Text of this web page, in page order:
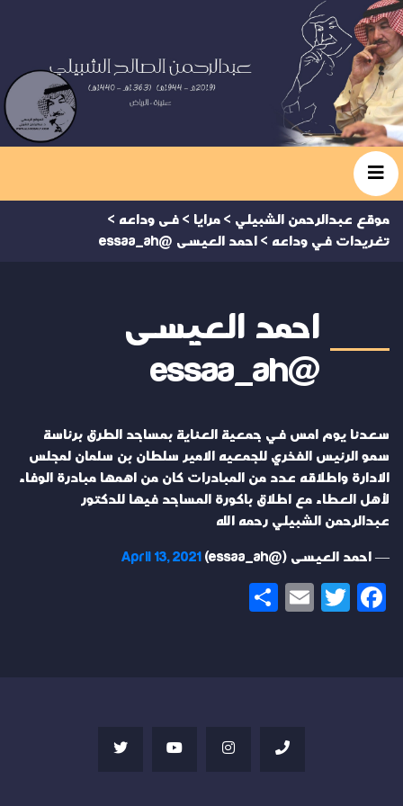
موقع عبدالرحمن الشبيلي > مرايا > فى وداعه >
تغريدات في وداعه > احمد العيسى @essaa_ah
احمد العيسى
@essaa_ah
سعدنا يوم امس في جمعية العناية بمساجد الطرق برئاسة
سمو الرئيس الفخري للجمعيه الامير سلطان بن سلمان لمجلس
الادارة واطلاقه عدد من المبادرات كان من اهمها مبادرة الوفاء
لأهل العطاء مع اطلاق باكورة المساجد فيها للدكتور
عبدالرحمن الشبيلي رحمه الله
— احمد العيسى (@essaa_ah) April 13, 2021
Facebook
Twitter
Email